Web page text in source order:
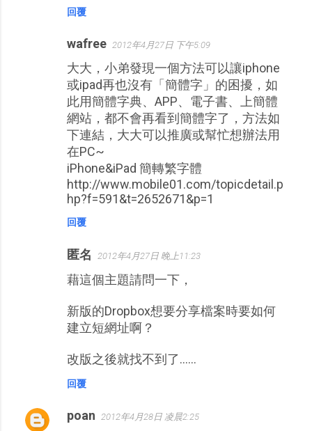
回覆
wafree 2012年4月27日 下午5:09
大大，小弟發現一個方法可以讓iphone
或ipad再也沒有「簡體字」的困擾，如
此用簡體字典、APP、電子書、上簡體
網站，都不會再看到簡體字了，方法如
下連結，大大可以推廣或幫忙想辦法用
在PC~
iPhone&iPad 簡轉繁字體
http://www.mobile01.com/topicdetail.p
hp?f=591&t=2652671&p=1
回覆
匿名 2012年4月27日 晚上11:23
藉這個主題請問一下，
新版的Dropbox想要分享檔案時要如何
建立短網址啊？
改版之後就找不到了......
回覆
poan 2012年4月28日 凌晨2:25